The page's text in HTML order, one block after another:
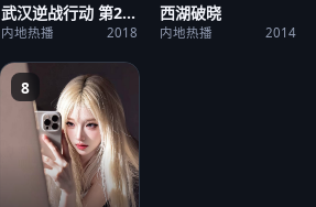
武汉逆战行动 第2
季
内地热播 2018
西湖破晓
内地热播 2014
8